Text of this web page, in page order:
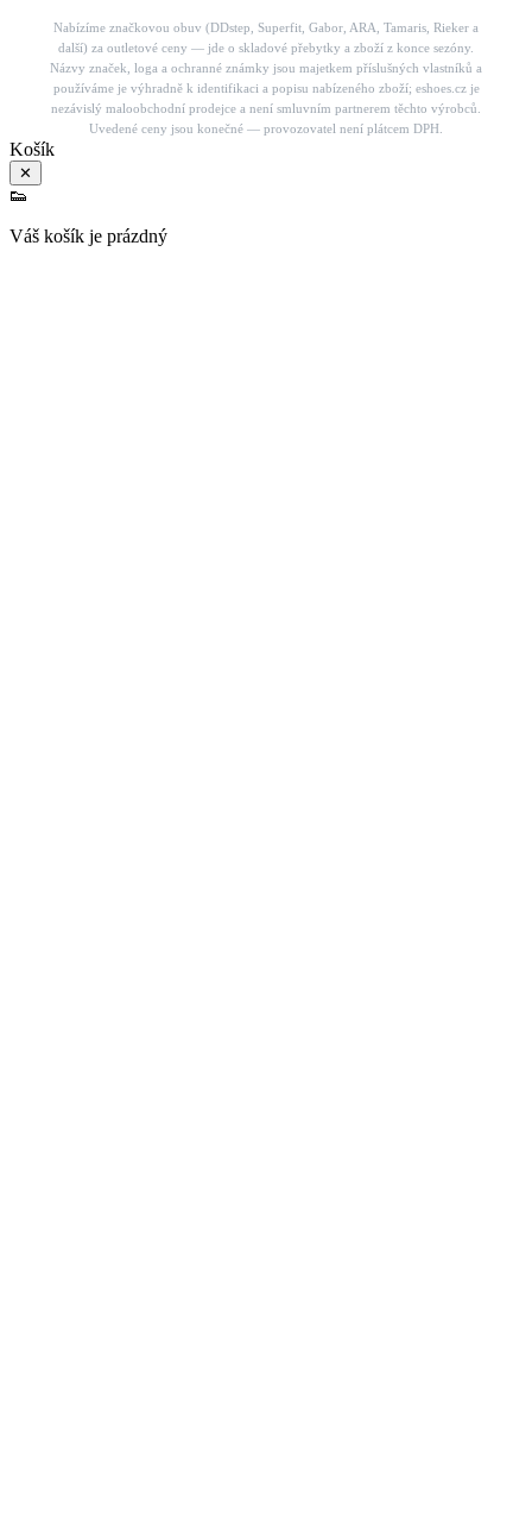
Nabízíme značkovou obuv (DDstep, Superfit, Gabor, ARA, Tamaris, Rieker a
další) za outletové ceny — jde o skladové přebytky a zboží z konce sezóny.
Názvy značek, loga a ochranné známky jsou majetkem příslušných vlastníků a
používáme je výhradně k identifikaci a popisu nabízeného zboží; eshoes.cz je
nezávislý maloobchodní prodejce a není smluvním partnerem těchto výrobců.
Uvedené ceny jsou konečné — provozovatel není plátcem DPH.
Košík
✕
👟
Váš košík je prázdný